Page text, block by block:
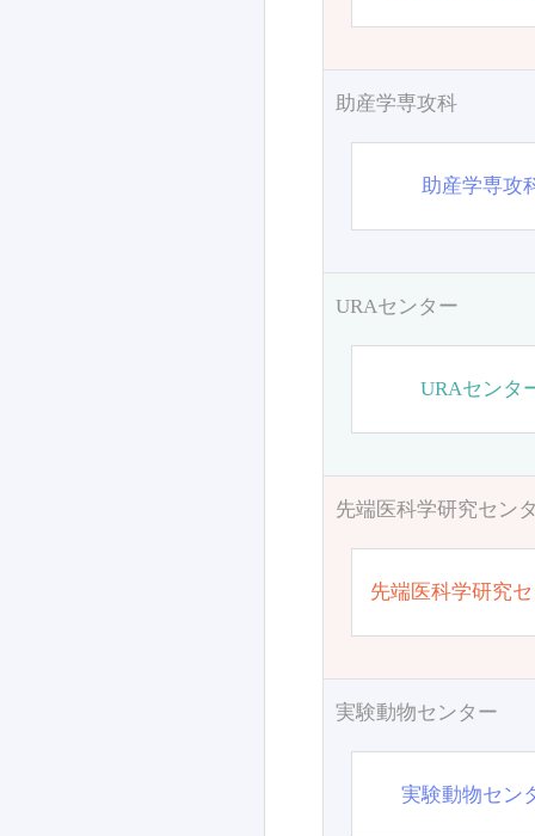
助産学専攻科
助産学専攻
URAセンター
URAセンタ
先端医科学研究セン
先端医科学研究
実験動物センター
実験動物セン